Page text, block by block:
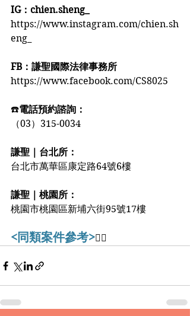
IG：chien.sheng_
https://www.instagram.com/chien.sh
eng_
FB：謙聖國際法律事務所
https://www.facebook.com/CS8025
☎️電話預約諮詢：
（03）315-0034
謙聖｜台北所：
台北市萬華區康定路64號6樓
謙聖｜桃園所：
桃園市桃園區新埔六街95號17樓️️
<同類案件參考>👇🏻